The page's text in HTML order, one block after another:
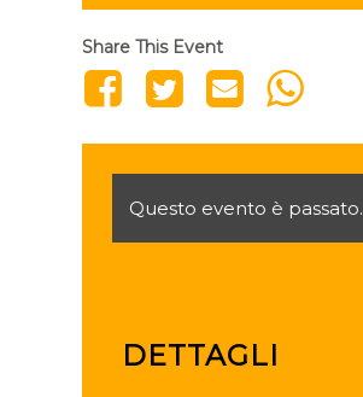
Share This Event
Questo evento è passato.
DETTAGLI